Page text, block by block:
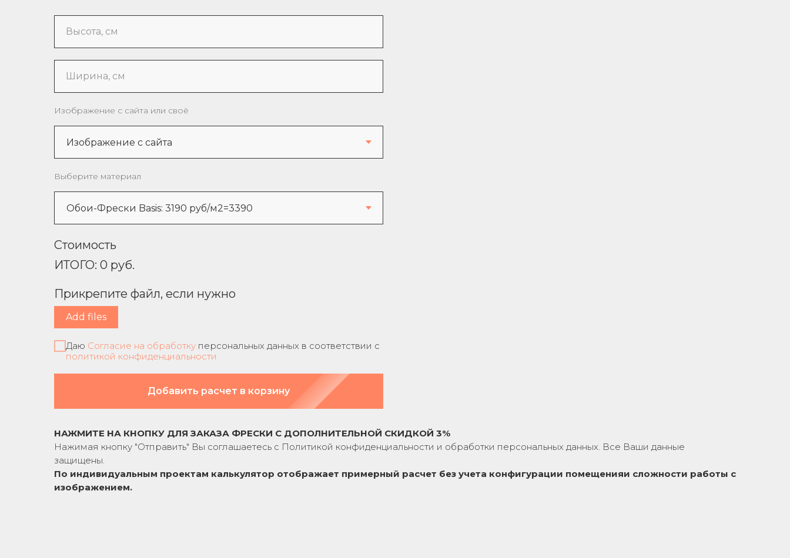
Высота, см
Ширина, см
Изображение с сайта или своё
Выберите материал
Стоимость
ИТОГО: 0 руб.
Прикрепите файл, если нужно
Add files
Даю Согласие на обработку персональных данных в соответствии с
политикой конфиденциальности
Добавить расчет в корзину
НАЖМИТЕ НА КНОПКУ ДЛЯ ЗАКАЗА ФРЕСКИ С ДОПОЛНИТЕЛЬНОЙ СКИДКОЙ 3%
Нажимая кнопку "Отправить" Вы соглашаетесь с Политикой конфиденциальности и обработки персональных данных. Все Ваши данные
защищены.
По индивидуальным проектам калькулятор отображает примерный расчет без учета конфигурации помещенияи сложности работы с
изображением.